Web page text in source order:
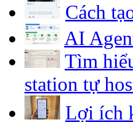
Cách
AI
Tìm
station tự
Lợi ích